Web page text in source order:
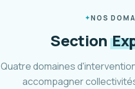
NOS
Section
Quatre domaines
accompagner